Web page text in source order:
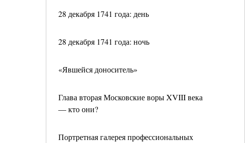
28 декабря 1741 года: день
28 декабря 1741 года: ночь
«Явшейся доноситель»
Глава вторая Московские воры XVIII века
— кто они?
Портретная галерея профессиональных